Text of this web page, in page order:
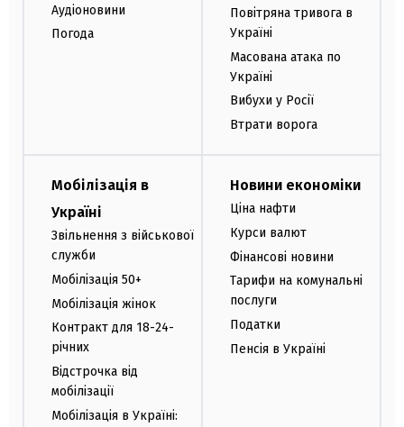
Аудіоновини
Погода
Повітряна тривога в
Україні
Масована атака по
Україні
Вибухи у Росії
Втрати ворога
Мобілізація в
Україні
Звільнення з військової
служби
Мобілізація 50+
Мобілізація жінок
Контракт для 18-24-
річних
Відстрочка від
мобілізації
Мобілізація в Україні:
Новини економіки
Ціна нафти
Курси валют
Фінансові новини
Тарифи на комунальні
послуги
Податки
Пенсія в Україні